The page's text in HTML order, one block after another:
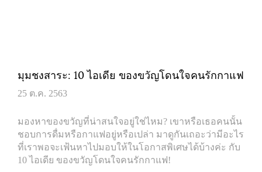
มุมชงสาระ: 10 ไอเดีย ของขวัญโดนใจคนรักกาแฟ
25 ต.ค. 2563
มองหาของขวัญที่น่าสนใจอยู่ใช่ไหม? เขาหรือเธอคนนั้น
ชอบการดื่มหรือกาแฟอยู่หรือเปล่า มาดูกันเถอะว่ามีอะไร
ที่เราพอจะเฟ้นหาไปมอบให้ในโอกาสพิเศษได้บ้างค่ะ กับ
10 ไอเดีย ของขวัญโดนใจคนรักกาแฟ!